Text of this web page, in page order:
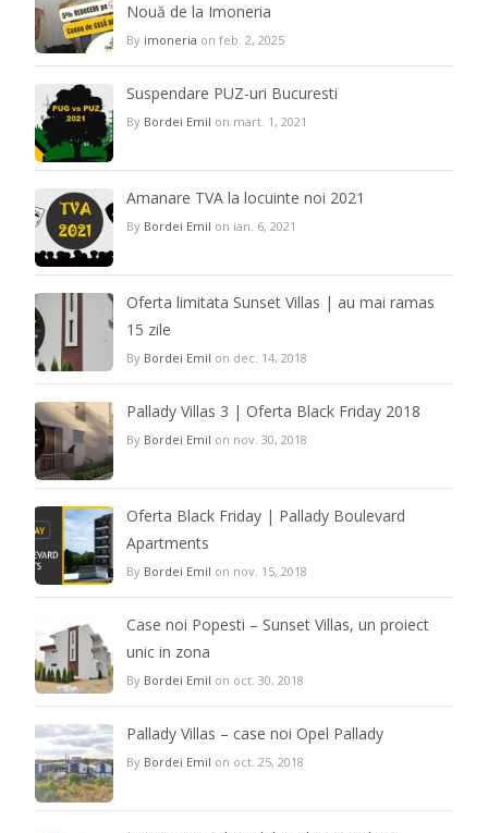
Nouă de la Imoneria
By imoneria on feb. 2, 2025
Suspendare PUZ-uri Bucuresti
By Bordei Emil on mart. 1, 2021
Amanare TVA la locuinte noi 2021
By Bordei Emil on ian. 6, 2021
Oferta limitata Sunset Villas | au mai ramas
15 zile
By Bordei Emil on dec. 14, 2018
Pallady Villas 3 | Oferta Black Friday 2018
By Bordei Emil on nov. 30, 2018
Oferta Black Friday | Pallady Boulevard
Apartments
By Bordei Emil on nov. 15, 2018
Case noi Popesti – Sunset Villas, un proiect
unic in zona
By Bordei Emil on oct. 30, 2018
Pallady Villas – case noi Opel Pallady
By Bordei Emil on oct. 25, 2018